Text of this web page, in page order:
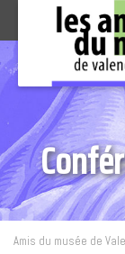
Amis du musée de